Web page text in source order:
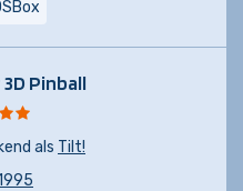
Pinball
als Tilt!